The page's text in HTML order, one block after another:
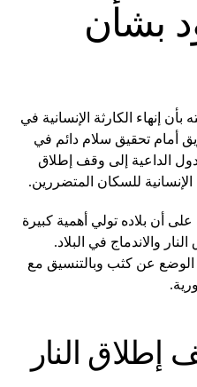
بشأن
إنهاء الكارثة الإنسانية في
أمام تحقيق سلام دائم في
الداعية إلى وقف إطلاق
للسكان المتضررين.
على أن بلاده تولي أهمية كبيرة
والاندماج في البلاد.
الوضع عن كثب وبالتنسيق مع
إطلاق النار